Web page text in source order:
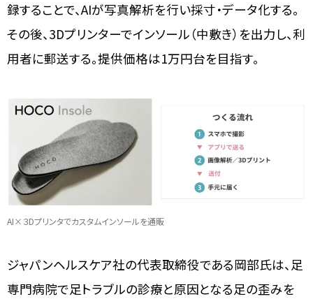
録することで、AIが写真解析を行い採寸・データ化する。
その後、3Dプリンターでインソール（中敷き）を出力し、利
用者に郵送する。提供価格は1万円台を目指す。
AI×３Dプリンタでカスタムインソールを通販
ジャパンヘルスケア社の代表取締役である岡部氏は、足
専門病院で足トラブルの診療と原因となる足の歪みを